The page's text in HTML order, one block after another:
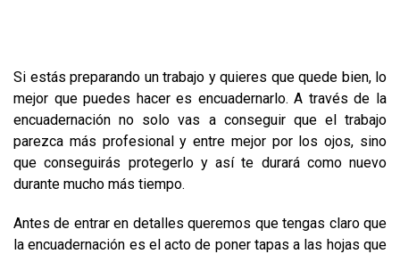
Si estás preparando un trabajo y quieres que quede bien, lo
mejor que puedes hacer es encuadernarlo. A través de la
encuadernación no solo vas a conseguir que el trabajo
parezca más profesional y entre mejor por los ojos, sino
que conseguirás protegerlo y así te durará como nuevo
durante mucho más tiempo.
Antes de entrar en detalles queremos que tengas claro que
la encuadernación es el acto de poner tapas a las hojas que